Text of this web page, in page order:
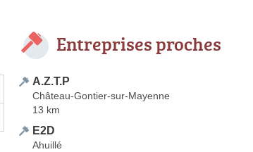
Entreprises proches
A.Z.T.P
Château-Gontier-sur-Mayenne
13 km
E2D
Ahuillé